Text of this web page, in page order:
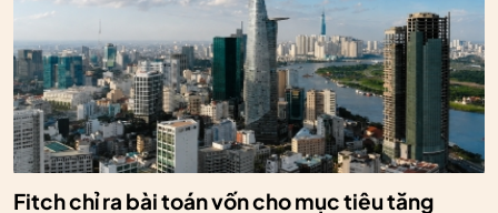
Fitch chỉ ra bài toán vốn cho mục tiêu tăng